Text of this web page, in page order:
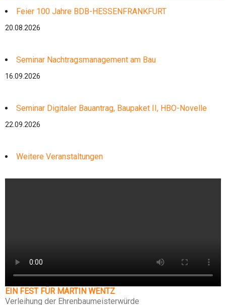
Feier 100 Jahre BDB-HESSENFRANKFURT
20.08.2026
Seminar Nachtragsmanagement am Bau
16.09.2026
Seminar Digitaler Bauantrag, Baupaket II, HBO-Novelle
22.09.2026
Weitere Veranstaltungen
EIN FEST FÜR MARTIN WENTZ
Verleihung der Ehrenbaumeisterwürde